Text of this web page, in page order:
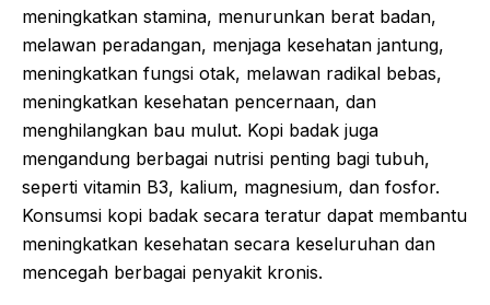
meningkatkan stamina, menurunkan berat badan,
melawan peradangan, menjaga kesehatan jantung,
meningkatkan fungsi otak, melawan radikal bebas,
meningkatkan kesehatan pencernaan, dan
menghilangkan bau mulut. Kopi badak juga
mengandung berbagai nutrisi penting bagi tubuh,
seperti vitamin B3, kalium, magnesium, dan fosfor.
Konsumsi kopi badak secara teratur dapat membantu
meningkatkan kesehatan secara keseluruhan dan
mencegah berbagai penyakit kronis.